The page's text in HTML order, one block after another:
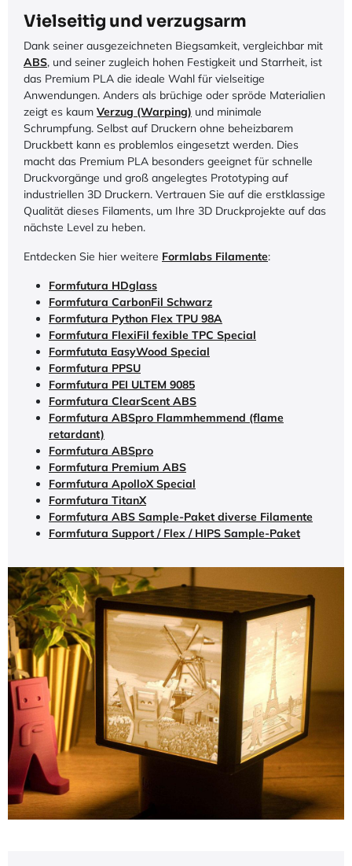
Vielseitig und verzugsarm
Dank seiner ausgezeichneten Biegsamkeit, vergleichbar mit
ABS, und seiner zugleich hohen Festigkeit und Starrheit, ist
das Premium PLA die ideale Wahl für vielseitige
Anwendungen. Anders als brüchige oder spröde Materialien
zeigt es kaum Verzug (Warping) und minimale
Schrumpfung. Selbst auf Druckern ohne beheizbarem
Druckbett kann es problemlos eingesetzt werden. Dies
macht das Premium PLA besonders geeignet für schnelle
Druckvorgänge und groß angelegtes Prototyping auf
industriellen 3D Druckern. Vertrauen Sie auf die erstklassige
Qualität dieses Filaments, um Ihre 3D Druckprojekte auf das
nächste Level zu heben.
Entdecken Sie hier weitere Formlabs Filamente:
Formfutura HDglass
Formfutura CarbonFil Schwarz
Formfutura Python Flex TPU 98A
Formfutura FlexiFil fexible TPC Special
Formfututa EasyWood Special
Formfutura PPSU
Formfutura PEI ULTEM 9085
Formfutura ClearScent ABS
Formfutura ABSpro Flammhemmend (flame
retardant)
Formfutura ABSpro
Formfutura Premium ABS
Formfutura ApolloX Special
Formfutura TitanX
Formfutura ABS Sample-Paket diverse Filamente
Formfutura Support / Flex / HIPS Sample-Paket